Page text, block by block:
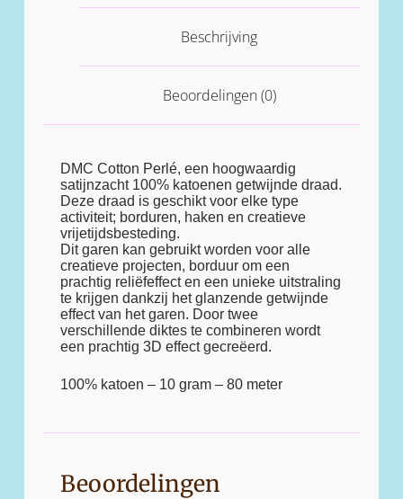
Beschrijving
Beoordelingen (0)
DMC Cotton Perlé, een hoogwaardig
satijnzacht 100% katoenen getwijnde draad.
Deze draad is geschikt voor elke type
activiteit; borduren, haken en creatieve
vrijetijdsbesteding.
Dit garen kan gebruikt worden voor alle
creatieve projecten, borduur om een
prachtig reliëfeffect en een unieke uitstraling
te krijgen dankzij het glanzende getwijnde
effect van het garen. Door twee
verschillende diktes te combineren wordt
een prachtig 3D effect gecreëerd.
100% katoen – 10 gram – 80 meter
Beoordelingen